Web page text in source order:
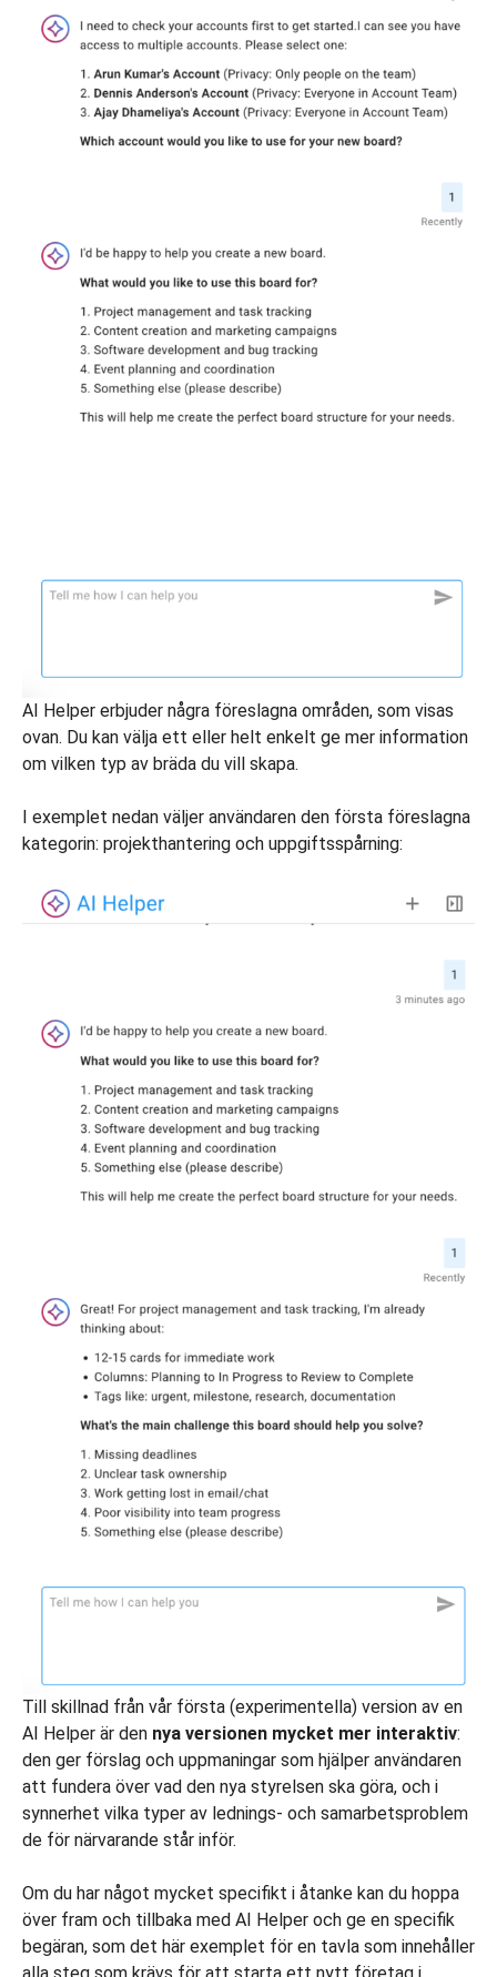
AI Helper erbjuder några föreslagna områden, som visas
ovan. Du kan välja ett eller helt enkelt ge mer information
om vilken typ av bräda du vill skapa.
I exemplet nedan väljer användaren den första föreslagna
kategorin: projekthantering och uppgiftsspårning:
Till skillnad från vår första (experimentella) version av en
AI Helper är den nya versionen mycket mer interaktiv:
den ger förslag och uppmaningar som hjälper användaren
att fundera över vad den nya styrelsen ska göra, och i
synnerhet vilka typer av lednings- och samarbetsproblem
de för närvarande står inför.
Om du har något mycket specifikt i åtanke kan du hoppa
över fram och tillbaka med AI Helper och ge en specifik
begäran, som det här exemplet för en tavla som innehåller
alla steg som krävs för att starta ett nytt företag i